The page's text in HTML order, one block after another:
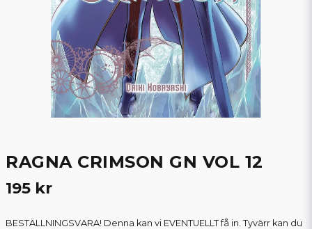
RAGNA CRIMSON GN VOL 12
195 kr
BESTÄLLNINGSVARA! Denna kan vi EVENTUELLT få in. Tyvärr kan du